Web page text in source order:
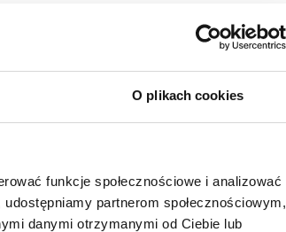
O plikach cookies
funkcje społecznościowe i analizować
partnerom społecznościowym,
danymi otrzymanymi od Ciebie lub